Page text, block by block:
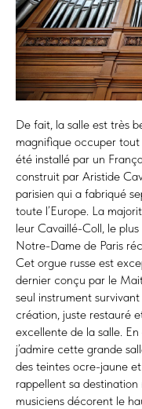
De fait, la salle est très
magnifique occuper tout
été installé par un
construit par Aristide
parisien qui a fabriqué
toute l’Europe. La
leur Cavaillé-Coll, le
Notre-Dame de Paris
Cet orgue russe est
dernier conçu par le
seul instrument
création, juste restauré
excellente de la salle.
j’admire cette grande
des teintes ocre-jaune
rappellent sa
musiciens décorent le